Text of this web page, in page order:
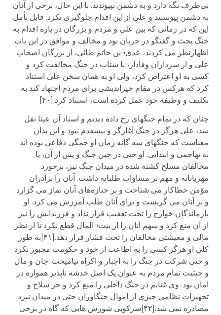
بی‌طرف نگه دارد و به دشمن نپیوندند. با این حال، برخی از آنان
به دشمن پیوستند و علی از این اقدام جلوگیری نکرد. قابل تأمل
این که در زمانی که بین علی و مردم و بزرگان در بارة اقدام به
جنگ بحث و گفتگو در جریان بود و مخالف و موافق در این باب
اظهارنظر می کردند، عدی¬بن حاتم طائی، از بزرگان اصحاب
علی و از سرداران وفادار، با شتاب در جنگ مخالفت کرد و
کسی به او اعتراض کرد، ولی او به همان سخن علی استناد
کرد که هرکس در مقام خیراندیشی برای مردم اجتهاد کند به
تکلیف و وظیفة خود عمل کرده است، استناد کرد.[۴۰]
چنان که در تمام جنگهای رخ داده دیدیم و اسناد آن عینا نقل
شد، علی هرگز در جنگ آغازگر و پیشقدم نبود و این بدان
معناست که جنگهای سه گانه زمان او جمگی دفاعی بوده اند
نه تهاجمی و ابتدایی. او حتی در حین جنگ و پس از آن، با
مخالفان مسلح کشته شده در میدان جنگ نیز، برخورد
مهربانانه و مهم تر مساوات طلبانه داشت. آنان را برادران
مؤمن خطاکار می شناخت و بر جنازه‌های آنان نماز می گزارد
و بر آنان می گریست و برای آنان طلب آمرزش می کرد. او
بازماندگان خوارج را تحت تعقیب قرار نداد و فرزندانش را نیز
از آن منع کرد و سهم آنان را از بیت¬المال قطع نکرد تا از نظر
مالی و معیشتی مخالفان را تحت فشار قرار دهد.[۴۱]به طور
کلی او هرگز کسی را به اطاعت از خود و حکومت مجبور نکرد
و حتی شرکت در جنگ را به اجبار و اکراه نیامیخت. جان و مال
و حیثیت تمام مردم به عنوان یک اصل خدشه ناپذیر همواره در
امان بود. وی غنایم در جنگ داخلی را منع کرد و جز سلاح و
تجهیزات نظامی چیزی از اموال جنگاوران حتی در میدان نبرد
مصادره نمی شد.[۴۲]سرکوبی شورش هایی که گاه در برخی